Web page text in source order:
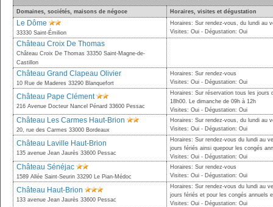
Domaines, sociétés, maisons de négoce Horaires, visites et dégustation
Le Dôme
33330 Saint-Émilion
Horaires: Sur rendez-vous, du lundi au
Visites: Oui - Dégustation: Oui
Château Croix De Thomas
Château Croix De Thomas 33350 Saint-Magne-de-
Castillon
Château Grand Clapeau Olivier
10 Rue de Maderes 33290 Blanquefort
Horaires: Sur rendez-vous
Visites: Oui - Dégustation: Oui
Château Pape Clément
216 Avenue Docteur Nancel Pénard 33600 Pessac
Horaires: Sur réservation tous les jours
18h00. Le dimanche de 09h à 12h
Visites: Oui - Dégustation: Oui
Château Les Carmes Haut-Brion
20, rue des Carmes 33000 Bordeaux
Horaires: Sur rendez-vous, du lundi au
Visites: Oui - Dégustation: Oui
Château Laville Haut-Brion
135 avenue Jean Jaurès 33600 Pessac
Horaires: Sur rendez-vous du lundi au
jours fériés ainsi quepour les congés
Visites: Oui - Dégustation: Oui
Château Sénéjac
1589 Allée Saint-Seurin 33290 Le Pian-Médoc
Horaires: Sur rendez-vous
Visites: Oui - Dégustation: Oui
Château Haut-Brion
133 avenue Jean Jaurès 33600 Pessac
Horaires: Sur rendez-vous du lundi au
jours fériés et pour les congés annuels
Visites: Oui - Dégustation: Oui